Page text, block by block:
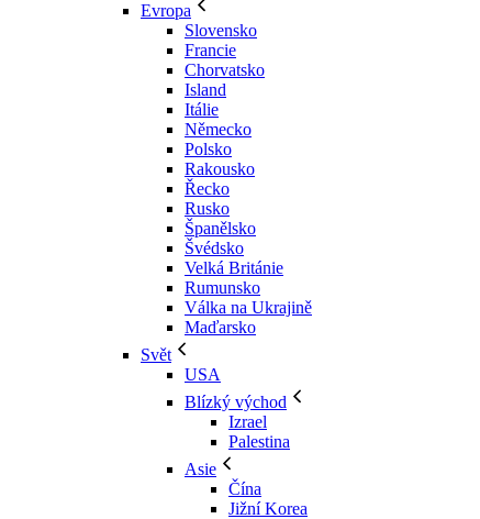
Evropa
Slovensko
Francie
Chorvatsko
Island
Itálie
Německo
Polsko
Rakousko
Řecko
Rusko
Španělsko
Švédsko
Velká Británie
Rumunsko
Válka na Ukrajině
Maďarsko
Svět
USA
Blízký východ
Izrael
Palestina
Asie
Čína
Jižní Korea